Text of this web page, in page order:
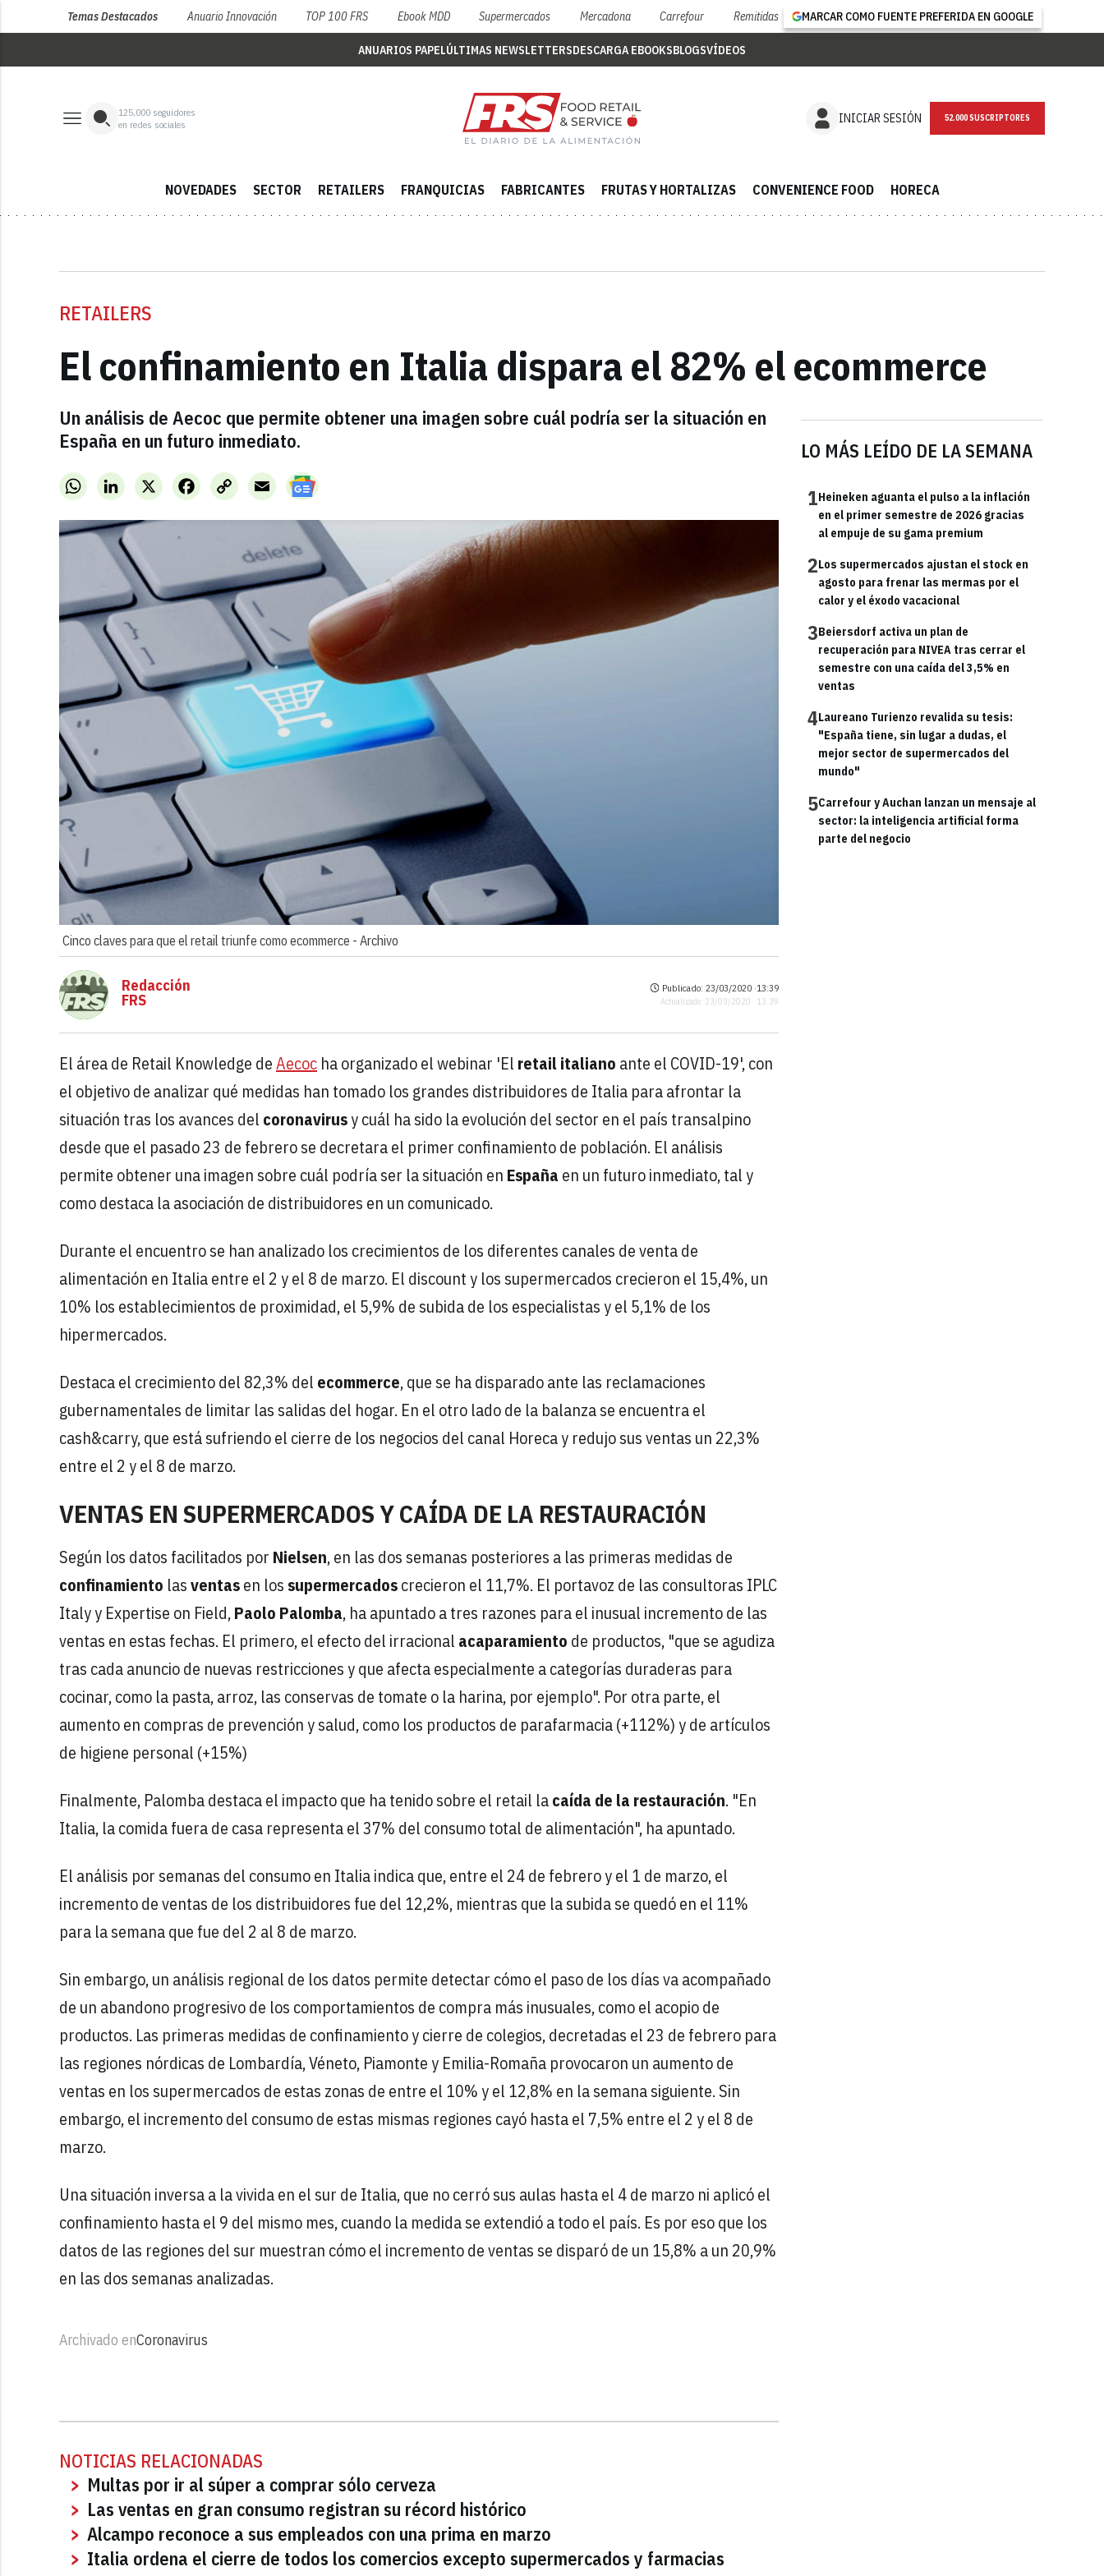
Temas Destacados Anuario Innovación TOP 100 FRS Ebook MDD Supermercados Mercadona Carrefour Remitidas MARCAR COMO FUENTE PREFERIDA EN GOOGLE
ANUARIOS PAPELÚLTIMAS NEWSLETTERSDESCARGA EBOOKSBLOGSVÍDEOS
125,000 seguidores
en redes sociales
INICIAR SESIÓN NEWSLETTER
NOVEDADES SECTOR RETAILERS FRANQUICIAS FABRICANTES FRUTAS Y HORTALIZAS CONVENIENCE FOOD HORECA
RETAILERS
El confinamiento en Italia dispara el 82% el ecommerce
Un análisis de Aecoc que permite obtener una imagen sobre cuál podría ser la situación en
España en un futuro inmediato.
WhatsAppLinkedInX FacebookCopy
Link
Email
Cinco claves para que el retail triunfe como ecommerce - Archivo
LO MÁS LEÍDO DE LA SEMANA
1Heineken aguanta el pulso a la inflación
en el primer semestre de 2026 gracias
al empuje de su gama premium
2Los supermercados ajustan el stock en
agosto para frenar las mermas por el
calor y el éxodo vacacional
3Beiersdorf activa un plan de
recuperación para NIVEA tras cerrar el
semestre con una caída del 3,5% en
ventas
4Laureano Turienzo revalida su tesis:
"España tiene, sin lugar a dudas, el
mejor sector de supermercados del
mundo"
5Carrefour y Auchan lanzan un mensaje al
sector: la inteligencia artificial forma
parte del negocio
Redacción
FRS
Publicado: 23/03/2020 ·13:39
Actualizado: 23/03/2020 · 13:39
El área de Retail Knowledge deAecoc ha organizado el webinar 'El retail italiano ante el COVID-19', con
el objetivo de analizar qué medidas han tomado los grandes distribuidores de Italia para afrontar la
situación tras los avances del coronavirusy cuál ha sido la evolución del sector en el país transalpino
desde que el pasado 23 de febrero se decretara el primer confinamiento de población. El análisis
permite obtener una imagen sobre cuál podría ser la situación en España en un futuro inmediato, tal y
como destaca la asociación de distribuidores en un comunicado.
Durante el encuentro se han analizado los crecimientos de los diferentes canales de venta de
alimentación en Italia entre el 2 y el 8 de marzo. El discount y los supermercados crecieron el 15,4%, un
10% los establecimientos de proximidad, el 5,9% de subida de los especialistas y el 5,1% de los
hipermercados.
Destaca el crecimiento del 82,3% del ecommerce, que se ha disparado ante las reclamaciones
gubernamentales de limitar las salidas del hogar. En el otro lado de la balanza se encuentra el
cash&carry, que está sufriendo el cierre de los negocios del canal Horeca y redujo sus ventas un 22,3%
entre el 2 y el 8 de marzo.
VENTAS EN SUPERMERCADOS Y CAÍDA DE LA RESTAURACIÓN
Según los datos facilitados por Nielsen, en las dos semanas posteriores a las primeras medidas de
confinamiento lasventasen los supermercadoscrecieron el 11,7%. El portavoz de las consultoras IPLC
Italy y Expertise on Field,Paolo Palomba, ha apuntado a tres razones para el inusual incremento de las
ventas en estas fechas. El primero, el efecto del irracional acaparamiento de productos, "que se agudiza
tras cada anuncio de nuevas restricciones y que afecta especialmente a categorías duraderas para
cocinar, como la pasta, arroz, las conservas de tomate o la harina, por ejemplo". Por otra parte, el
aumento en compras de prevención y salud, como los productos de parafarmacia (+112%) y de artículos
de higiene personal (+15%)
Finalmente, Palomba destaca el impacto que ha tenido sobre el retail lacaída de la restauración. "En
Italia, la comida fuera de casa representa el 37% del consumo total de alimentación", ha apuntado.
El análisis por semanas del consumo en Italia indica que, entre el 24 de febrero y el 1 de marzo, el
incremento de ventas de los distribuidores fue del 12,2%, mientras que la subida se quedó en el 11%
para la semana que fue del 2 al 8 de marzo.
Sin embargo, un análisis regional de los datos permite detectar cómo el paso de los días va acompañado
de un abandono progresivo de los comportamientos de compra más inusuales, como el acopio de
productos. Las primeras medidas de confinamiento y cierre de colegios, decretadas el 23 de febrero para
las regiones nórdicas de Lombardía, Véneto, Piamonte y Emilia-Romaña provocaron un aumento de
ventas en los supermercados de estas zonas de entre el 10% y el 12,8% en la semana siguiente. Sin
embargo, el incremento del consumo de estas mismas regiones cayó hasta el 7,5% entre el 2 y el 8 de
marzo.
Una situación inversa a la vivida en el sur de Italia, que no cerró sus aulas hasta el 4 de marzo ni aplicó el
confinamiento hasta el 9 del mismo mes, cuando la medida se extendió a todo el país. Es por eso que los
datos de las regiones del sur muestran cómo el incremento de ventas se disparó de un 15,8% a un 20,9%
en las dos semanas analizadas.
Archivado enCoronavirus
NOTICIAS RELACIONADAS
Multas por ir al súper a comprar sólo cerveza
Las ventas en gran consumo registran su récord histórico
Alcampo reconoce a sus empleados con una prima en marzo
Italia ordena el cierre de todos los comercios excepto supermercados y farmacias